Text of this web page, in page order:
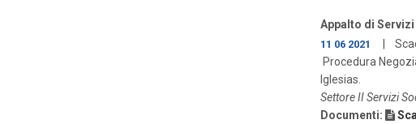
Appalto di
11 06 2021 |
Procedura
Iglesias.
Settore II Servizi
Documenti: